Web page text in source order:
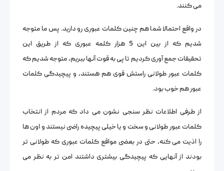
می کنند.
در واقع احتمالا شما هم چنین کلمات عبوری رو دارید. پس ما متوجه
شدیم که از بین این 5 هزار کلمه عبوری که از طریق این
تحقیقات جمع آوری کردیم تا پی به قوت آنها ببریم، متوجه شدیم که
کلمات عبور طولانی راستش قوی هم هستند، و پیچیدگی کلمات
عبور هم خوب بود.
از طرفی اطلاعات نظر سنجی نشون می داد که مردم از انتخاب
کلمات عبور طولانی و سخت و یا خیلی پیچیده راضی نیستند و اون ها
را اذیت می کنه، حتی در بعضی مواقع کلمات عبوری که طولانی تر
بودند از آنهایی که پیچیدگی بیشتری داشتند امن تر به نظر می